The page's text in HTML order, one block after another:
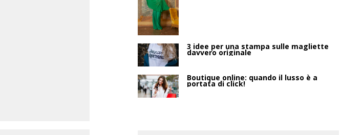
3 idee per una stampa sulle magliette
davvero originale
Boutique online: quando il lusso è a
portata di click!